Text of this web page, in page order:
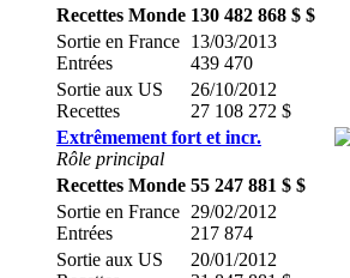
Recettes Monde 130 482 868 $ $
Sortie en France
Entrées
13/03/2013
439 470
Sortie aux US
Recettes
26/10/2012
27 108 272 $
Extrêmement fort et incr.
Rôle principal
Recettes Monde 55 247 881 $ $
Sortie en France
Entrées
29/02/2012
217 874
Sortie aux US
20/01/2012